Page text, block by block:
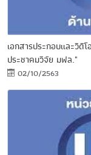
เอกสารประกอบและวี
ประชาคมวิจัย มฟล."
02/10/2563